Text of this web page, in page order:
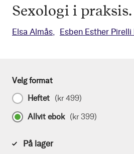
Sexologi i praksis.
Elsa Almås Esben Esther
Velg format
Heftet (kr 499)
Allvit ebok (kr 399)
På lager